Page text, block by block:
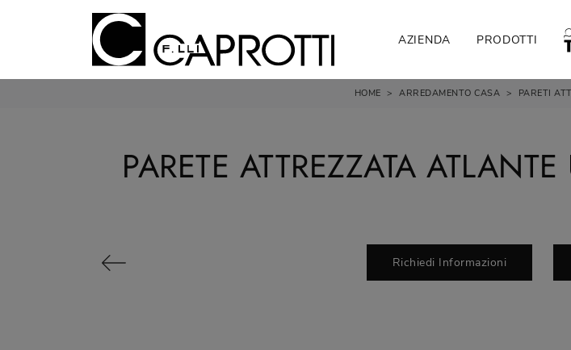
AZIENDA PRODOTTI
HOME > ARREDAMENTO CASA > PARETI
PARETE ATTREZZATA
Richiedi Informazioni